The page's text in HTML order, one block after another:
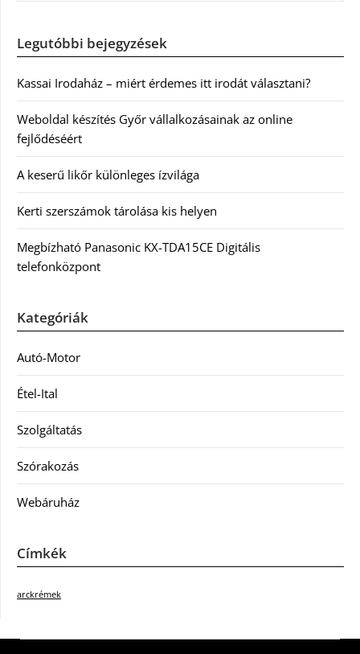
Legutóbbi bejegyzések
Kassai Irodaház – miért érdemes itt irodát választani?
Weboldal készítés Győr vállalkozásainak az online
fejlődéséért
A keserű likőr különleges ízvilága
Kerti szerszámok tárolása kis helyen
Megbízható Panasonic KX-TDA15CE Digitális
telefonközpont
Kategóriák
Autó-Motor
Étel-Ital
Szolgáltatás
Szórakozás
Webáruház
Címkék
arckrémek